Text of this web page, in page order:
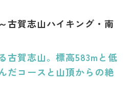
古賀志山ハイキング・南
古賀志山。標高583mと低
だコースと山頂からの絶